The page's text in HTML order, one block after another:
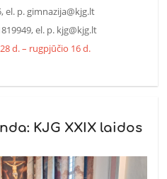
el. p. gimnazija@kjg.lt
el. p. kjg@kjg.lt
d. – rugpjūčio 16 d.
KJG XXIX laidos